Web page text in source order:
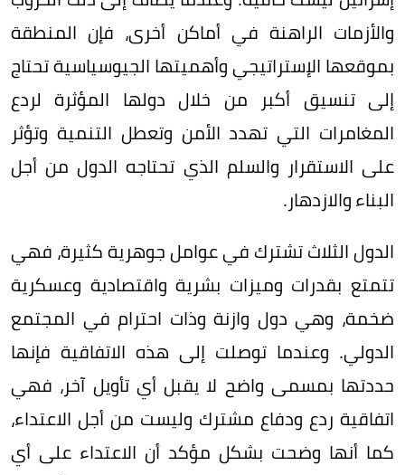
والأزمات الراهنة في أماكن أخرى، فإن المنطقة
بموقعها الإستراتيجي وأهميتها الجيوسياسية تحتاج
إلى تنسيق أكبر من خلال دولها المؤثرة لردع
المغامرات التي تهدد الأمن وتعطل التنمية وتؤثر
على الاستقرار والسلم الذي تحتاجه الدول من أجل
البناء والازدهار.
الدول الثلاث تشترك في عوامل جوهرية كثيرة، فهي
تتمتع بقدرات وميزات بشرية واقتصادية وعسكرية
ضخمة، وهي دول وازنة وذات احترام في المجتمع
الدولي. وعندما توصلت إلى هذه الاتفاقية فإنها
حددتها بمسمى واضح لا يقبل أي تأويل آخر، فهي
اتفاقية ردع ودفاع مشترك وليست من أجل الاعتداء،
كما أنها وضحت بشكل مؤكد أن الاعتداء على أي